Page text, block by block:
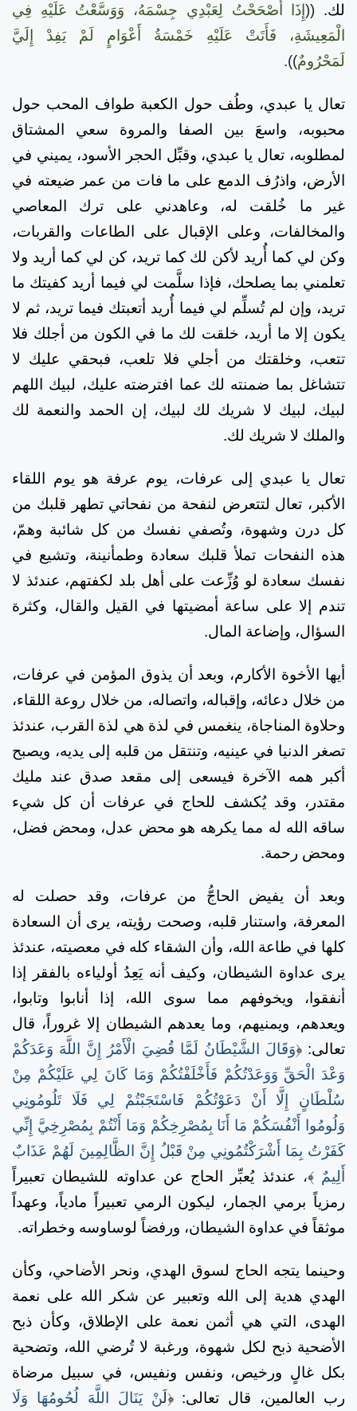
لك. ((إِذَا أَصْحَحْتُ لِعَبْدِي جِسْمَهُ، وَوَسَّعْتُ عَلَيْهِ فِي
الْمَعِيشَةِ، فَأَتَتْ عَلَيْهِ خَمْسَةُ أَعْوَامٍ لَمْ يَفِدْ إِلَيَّ
لَمَحْرُومٌ)).
تعال يا عبدي، وطُف حول الكعبة طواف المحب حول
محبوبه، واسعَ بين الصفا والمروة سعي المشتاق
لمطلوبه، تعال يا عبدي، وقبِّل الحجر الأسود، يميني في
الأرض، واذرُف الدمع على ما فات من عمر ضيعته في
غير ما خُلقت له، وعاهدني على ترك المعاصي
والمخالفات، وعلى الإقبال على الطاعات والقربات،
وكن لي كما أُريد لأكن لك كما تريد، كن لي كما أريد ولا
تعلمني بما يصلحك، فإذا سلَّمت لي فيما أريد كفيتك ما
تريد، وإن لم تُسلِّم لي فيما أُريد أتعبتك فيما تريد، ثم لا
يكون إلا ما أريد، خلقت لك ما في الكون من أجلك فلا
تتعب، وخلقتك من أجلي فلا تلعب، فبحقي عليك لا
تتشاغل بما ضمنته لك عما افترضته عليك، لبيك اللهم
لبيك، لبيك لا شريك لك لبيك، إن الحمد والنعمة لك
والملك لا شريك لك.
تعال يا عبدي إلى عرفات، يوم عرفة هو يوم اللقاء
الأكبر، تعال لتتعرض لنفحة من نفحاتي تطهر قلبك من
كل درن وشهوة، وتُصفي نفسك من كل شائبة وهمّ،
هذه النفحات تملأ قلبك سعادة وطمأنينة، وتشيع في
نفسك سعادة لو وُزِّعت على أهل بلد لكفتهم، عندئذ لا
تندم إلا على ساعة أمضيتها في القيل والقال، وكثرة
السؤال، وإضاعة المال.
أيها الأخوة الأكارم، وبعد أن يذوق المؤمن في عرفات،
من خلال دعائه، وإقباله، واتصاله، من خلال روعة اللقاء،
وحلاوة المناجاة، ينغمس في لذة هي لذة القرب، عندئذ
تصغر الدنيا في عينيه، وتنتقل من قلبه إلى يديه، ويصبح
أكبر همه الآخرة فيسعى إلى مقعد صدق عند مليك
مقتدر، وقد يُكشف للحاج في عرفات أن كل شيء
ساقه الله له مما يكرهه هو محض عدل، ومحض فضل،
ومحض رحمة.
وبعد أن يفيض الحاجُّ من عرفات، وقد حصلت له
المعرفة، واستنار قلبه، وصحت رؤيته، يرى أن السعادة
كلها في طاعة الله، وأن الشقاء كله في معصيته، عندئذ
يرى عداوة الشيطان، وكيف أنه يَعِدُ أولياءه بالفقر إذا
أنفقوا، ويخوفهم مما سوى الله، إذا أنابوا وتابوا،
ويعدهم، ويمنيهم، وما يعدهم الشيطان إلا غروراً، قال
تعالى:﴿وَقَالَ الشَّيْطَانُ لَمَّا قُضِيَ الْأَمْرُ إِنَّ اللَّهَ وَعَدَكُمْ
وَعْدَ الْحَقِّ وَوَعَدْتُكُمْ فَأَخْلَفْتُكُمْ وَمَا كَانَ لِي عَلَيْكُمْ مِنْ
سُلْطَانٍ إِلَّا أَنْ دَعَوْتُكُمْ فَاسْتَجَبْتُمْ لِي فَلَا تَلُومُونِي
وَلُومُوا أَنْفُسَكُمْ مَا أَنَا بِمُصْرِخِكُمْ وَمَا أَنْتُمْ بِمُصْرِخِيَّ إِنِّي
كَفَرْتُ بِمَا أَشْرَكْتُمُونِي مِنْ قَبْلُ إِنَّ الظَّالِمِينَ لَهُمْ عَذَابٌ
أَلِيمٌ﴾، عندئذ يُعبِّر الحاج عن عداوته للشيطان تعبيراً
رمزياً برمي الجمار، ليكون الرمي تعبيراً مادياً، وعهداً
موثقاً في عداوة الشيطان، ورفضاً لوساوسه وخطراته.
وحينما يتجه الحاج لسوق الهدي، ونحر الأضاحي، وكأن
الهدي هدية إلى الله وتعبير عن شكر الله على نعمة
الهدى، التي هي أثمن نعمة على الإطلاق، وكأن ذبح
الأضحية ذبح لكل شهوة، ورغبة لا تُرضي الله، وتضحية
بكل غالٍ ورخيص، ونفس ونفيس، في سبيل مرضاة
رب العالمين، قال تعالى:﴿لَنْ يَنَالَ اللَّهَ لُحُومُهَا وَلَا